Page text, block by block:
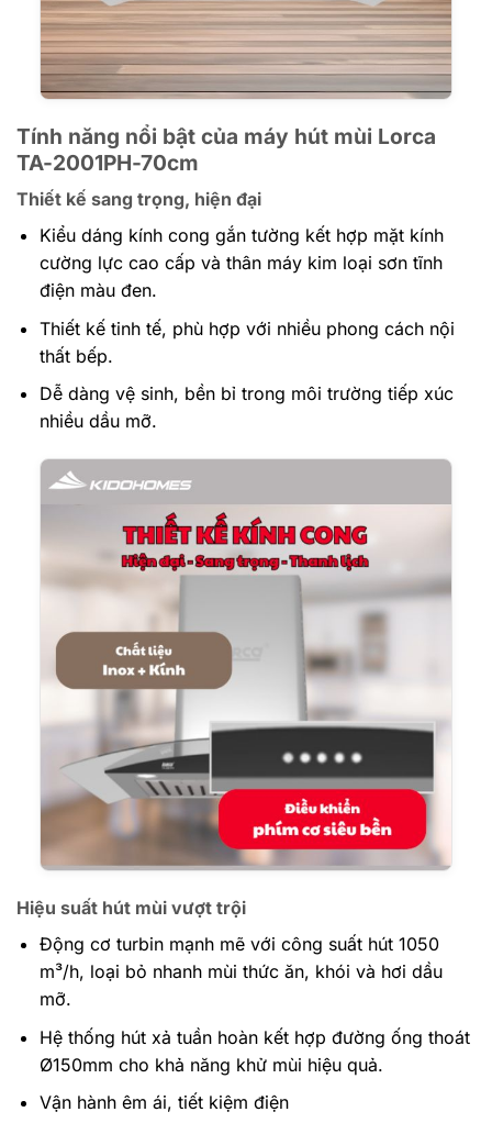
Tính năng nổi bật của máy hút mùi Lorca
TA-2001PH-70cm
Thiết kế sang trọng, hiện đại
Kiểu dáng kính cong gắn tường kết hợp mặt kính
cường lực cao cấp và thân máy kim loại sơn tĩnh
điện màu đen.
Thiết kế tinh tế, phù hợp với nhiều phong cách nội
thất bếp.
Dễ dàng vệ sinh, bền bỉ trong môi trường tiếp xúc
nhiều dầu mỡ.
Hiệu suất hút mùi vượt trội
Động cơ turbin mạnh mẽ với công suất hút 1050
m³/h, loại bỏ nhanh mùi thức ăn, khói và hơi dầu
mỡ.
Hệ thống hút xả tuần hoàn kết hợp đường ống thoát
Ø150mm cho khả năng khử mùi hiệu quả.
Vận hành êm ái, tiết kiệm điện